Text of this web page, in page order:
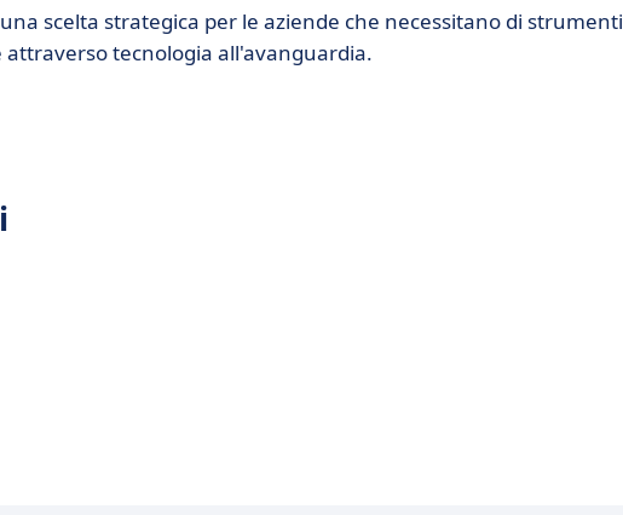
scelta strategica per le aziende che necessitano di strumenti
tecnologia all'avanguardia.